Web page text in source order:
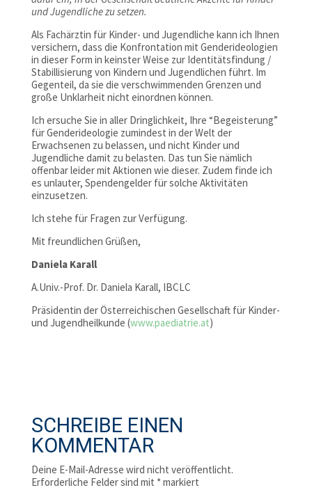
und Jugendliche zu setzen.
Als Fachärztin für Kinder- und Jugendliche kann ich Ihnen
versichern, dass die Konfrontation mit Genderideologien
in dieser Form in keinster Weise zur Identitätsfindung /
Stabillisierung von Kindern und Jugendlichen führt. Im
Gegenteil, da sie die verschwimmenden Grenzen und
große Unklarheit nicht einordnen können.
Ich ersuche Sie in aller Dringlichkeit, Ihre “Begeisterung”
für Genderideologie zumindest in der Welt der
Erwachsenen zu belassen, und nicht Kinder und
Jugendliche damit zu belasten. Das tun Sie nämlich
offenbar leider mit Aktionen wie dieser. Zudem finde ich
es unlauter, Spendengelder für solche Aktivitäten
einzusetzen.
Ich stehe für Fragen zur Verfügung.
Mit freundlichen Grüßen,
Daniela Karall
A.Univ.-Prof. Dr. Daniela Karall, IBCLC
Präsidentin der Österreichischen Gesellschaft für Kinder-
und Jugendheilkunde (www.paediatrie.at)
SCHREIBE EINEN
KOMMENTAR
Deine E-Mail-Adresse wird nicht veröffentlicht.
Erforderliche Felder sind mit *markiert